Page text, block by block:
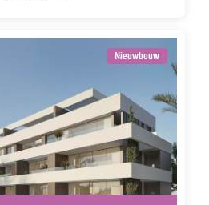
Nieuwbouw